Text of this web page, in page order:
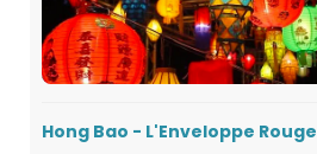
Hong Bao - L'Enveloppe Rouge